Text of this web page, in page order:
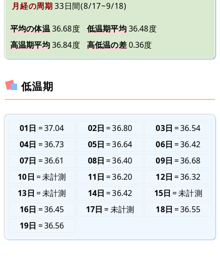
月経の周期33日間(8/17~9/18)
平均の体温36.68度 低温期平均36.48度
高温期平均36.84度 高低温の差0.36度
低温期
01日 37.04 02日 36.80 03日
36.54
04日
36.73 05日 36.64 06日
36.42
07日
36.61 08日 36.40 09日
36.68
10日
未計測 11日 36.20 12日
36.32
13日
未計測 14日 36.42 15日
未計測
16日
36.45 17日 未計測 18日
36.55
19日
36.56